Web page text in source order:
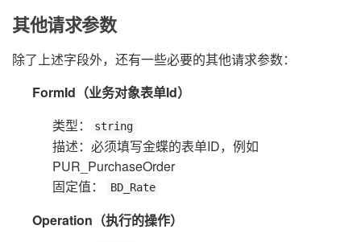
其他请求参数
除了上述字段外，还有一些必要的其他请求参数：
FormId（业务对象表单Id）
类型：
string
描述：必须填写金蝶的表单ID，例如
PUR_PurchaseOrder
固定值：
BD_Rate
Operation（执行的操作）